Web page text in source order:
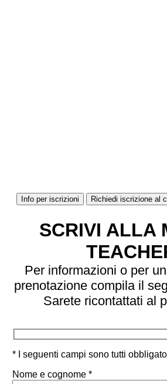
Info per iscrizioni Richiedi iscrizione al
SCRIVI ALLA
Per informazioni o per
prenotazione compila il
Sarete ricontattati al
* I seguenti campi sono tutti
Nome e cognome *